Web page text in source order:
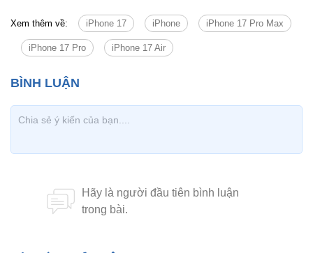
Xem thêm về: iPhone 17 iPhone iPhone 17 Pro Max
iPhone 17 Pro iPhone 17 Air